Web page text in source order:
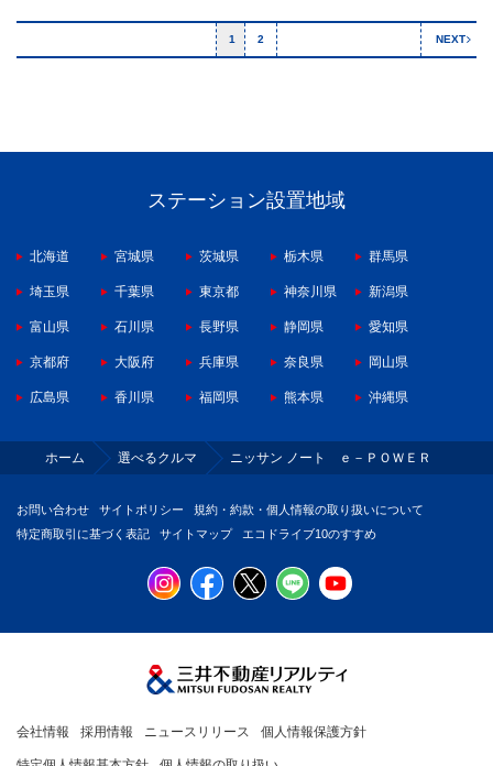
1 2 NEXT
ステーション設置地域
北海道 宮城県 茨城県 栃木県 群馬県
埼玉県 千葉県 東京都 神奈川県 新潟県
富山県 石川県 長野県 静岡県 愛知県
京都府 大阪府 兵庫県 奈良県 岡山県
広島県 香川県 福岡県 熊本県 沖縄県
ホーム 選べるクルマ ニッサン ノート ｅ－ＰＯＷＥＲ
お問い合わせ サイトポリシー
規約・約款・個人情報の取り扱いについて
特定商取引に基づく表記
サイトマップ エコドライブ10のすすめ
会社情報 採用情報 ニュースリリース 個人情報保護方針